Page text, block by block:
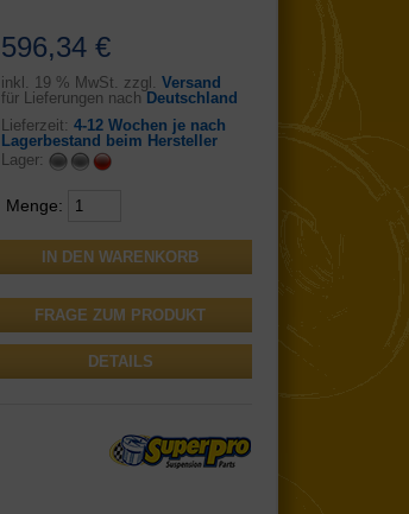
596,34 €
inkl. 19 % MwSt. zzgl. Versand
für Lieferungen nachDeutschland
Lieferzeit: 4-12 Wochen je nach
Lagerbestand beim Hersteller
Lager:
Menge:
FRAGE ZUM PRODUKT
DETAILS